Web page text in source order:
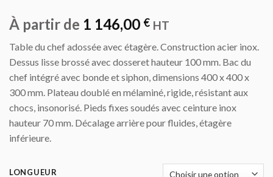
À partir de 1 146,00 € HT
Table du chef adossée avec étagère. Construction acier inox.
Dessus lisse brossé avec dosseret hauteur 100 mm. Bac du
chef intégré avec bonde et siphon, dimensions 400 x 400 x
300 mm. Plateau doublé en mélaminé, rigide, résistant aux
chocs, insonorisé. Pieds fixes soudés avec ceinture inox
hauteur 70 mm. Décalage arrière pour fluides, étagère
inférieure.
LONGUEUR